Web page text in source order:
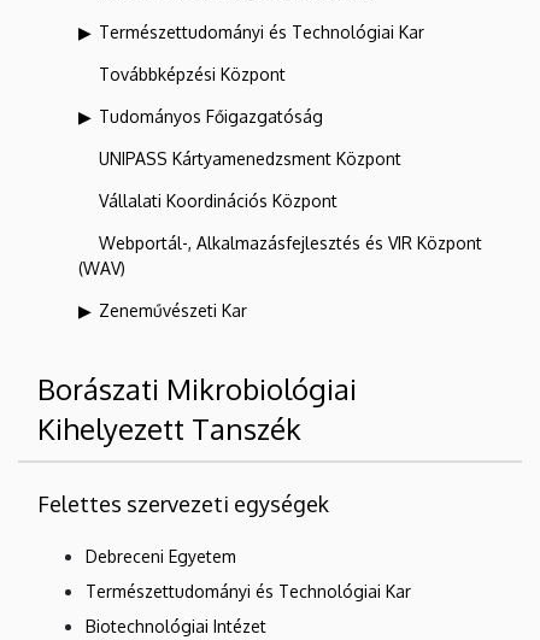
Természettudományi és Technológiai Kar
Továbbképzési Központ
Tudományos Főigazgatóság
UNIPASS Kártyamenedzsment Központ
Vállalati Koordinációs Központ
Webportál-, Alkalmazásfejlesztés és VIR Központ
(WAV)
Zeneművészeti Kar
Borászati Mikrobiológiai
Kihelyezett Tanszék
Felettes szervezeti egységek
Debreceni Egyetem
Természettudományi és Technológiai Kar
Biotechnológiai Intézet